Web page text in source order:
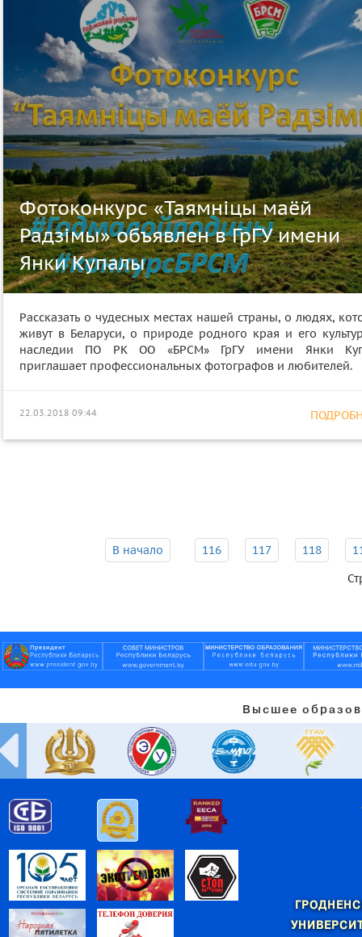
Фотоконкурс «Таямніцы маёй
Радзімы» объявлен в ГрГУ имени
Янки Купалы
Рассказать о чудесных местах нашей страны, о людях,
живут в Беларуси, о природе родного края и его
наследии ПО РК ОО «БРСМ» ГрГУ имени Янки
приглашает профессиональных фотографов и любителей.
22.03.2018 09:44
В начало 116 117 118
Высшее